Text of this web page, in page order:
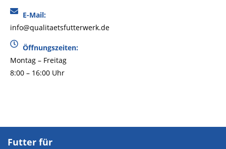
E-Mail:
info@qualitaetsfutterwerk.de
Öffnungszeiten:
Montag – Freitag
8:00 – 16:00 Uhr
Futter für